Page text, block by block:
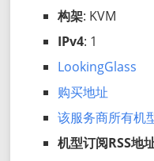
构架: KVM
IPv4: 1
LookingGlass
购买地址
该服务商所有机
机型订阅RSS地